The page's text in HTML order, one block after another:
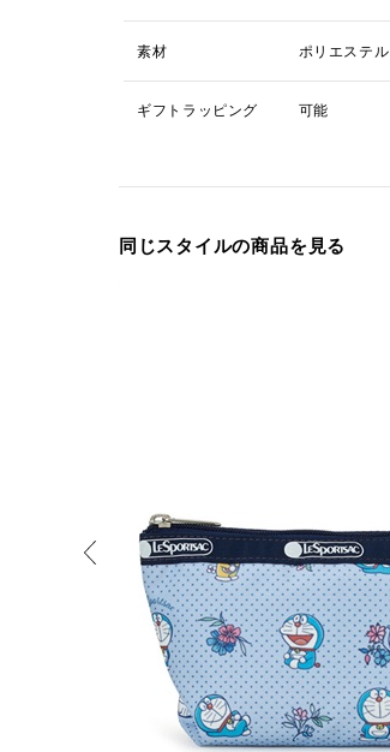
素材 ポリエステル
ギフトラッピング 可能
同じスタイルの商品を見る